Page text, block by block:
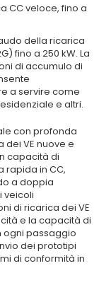
CC veloce, fino a
della ricarica
fino a 250 kW. La
di accumulo di
a servire come
e altri.
con profonda
VE nuove e
capacità di
rapida in CC,
a doppia
veicoli
di ricarica dei VE
e la capacità di
ogni passaggio
dei prototipi
di conformità in